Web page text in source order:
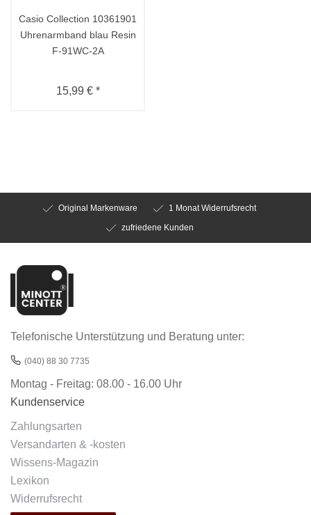
Casio Collection 10361901
Uhrenarmband blau Resin
F-91WC-2A
15,99 € *
Original Markenware
1 Monat Widerrufsrecht
zufriedene Kunden
Telefonische Unterstützung und Beratung unter:
(040) 88 30 7735
Montag - Freitag: 08.00 - 16.00 Uhr
Kundenservice
Zahlungsarten
Versandarten & -kosten
Wissens-Magazin
Lexikon
Widerrufsrecht